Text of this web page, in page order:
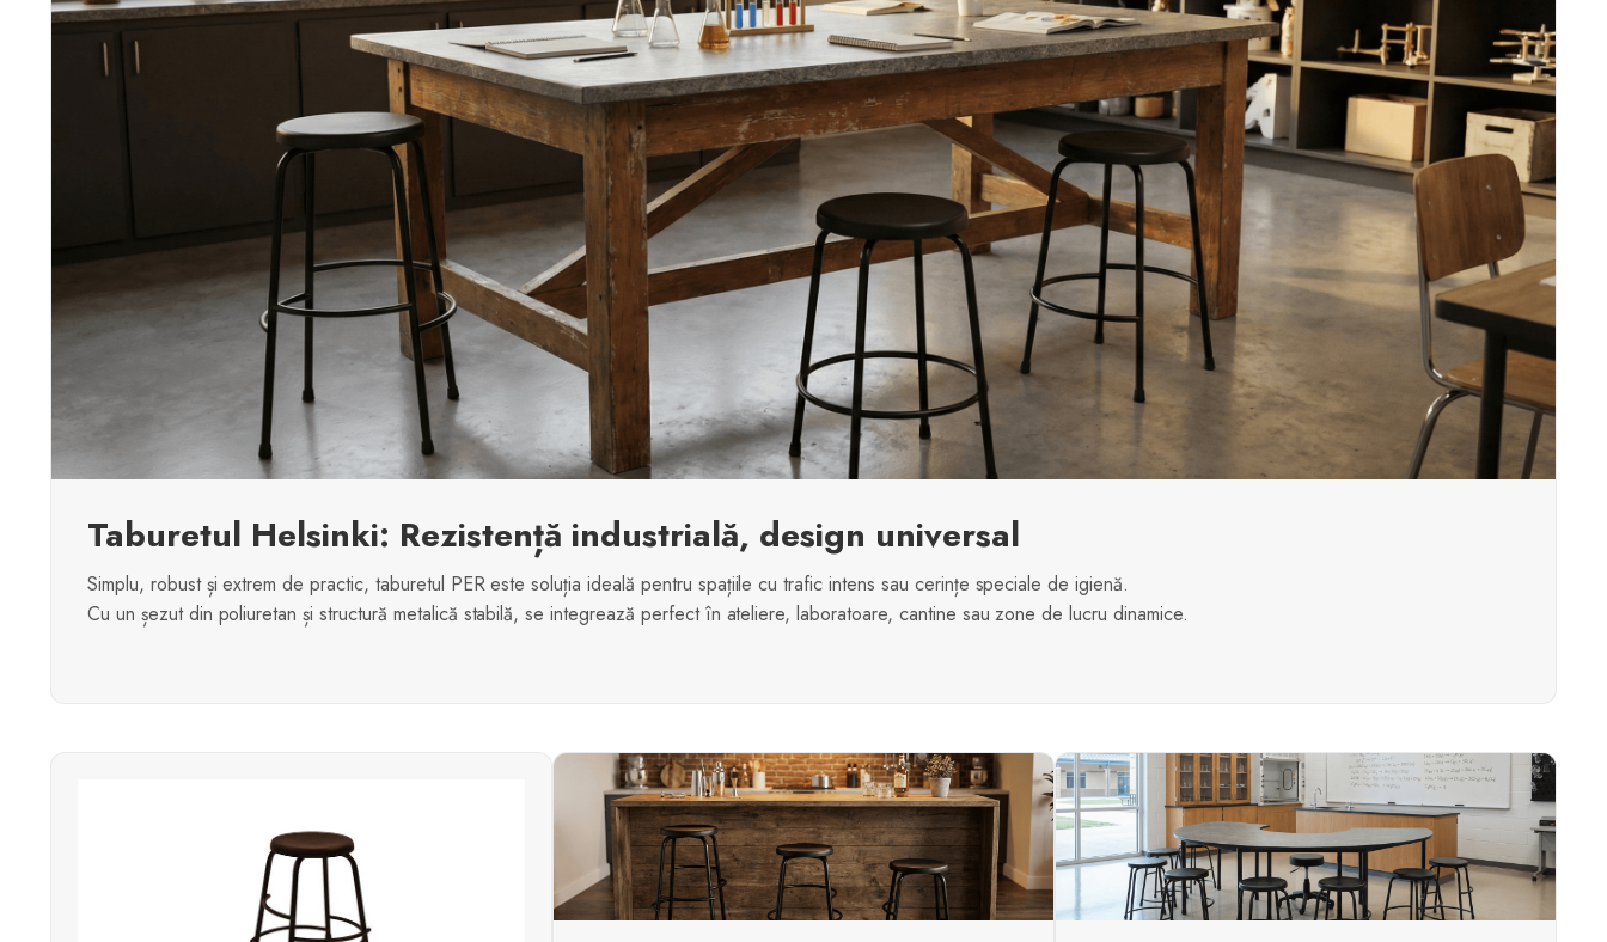
Taburetul Helsinki: Rezistență industrială, design universal
Simplu, robust și extrem de practic, taburetul PER este soluția ideală pentru spațiile cu trafic intens sau cerințe speciale de igienă.
Cu un șezut din poliuretan și structură metalică stabilă, se integrează perfect în ateliere, laboratoare, cantine sau zone de lucru dinamice.